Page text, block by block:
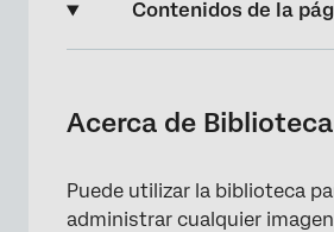
Contenidos de la
Agregar un gráfico
Usando un gráfico
Acerca de
Puede utilizar la biblioteca
administrar cualquier